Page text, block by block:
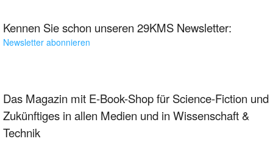
Kennen Sie schon unseren 29KMS Newsletter:
Newsletter abonnieren
Das Magazin mit E-Book-Shop für Science-Fiction und
Zukünftiges in allen Medien und in Wissenschaft &
Technik